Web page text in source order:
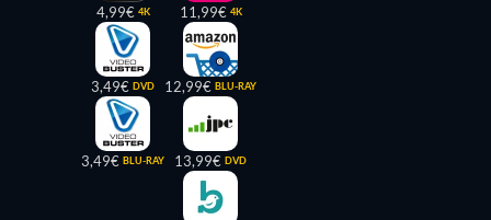
4,99€ 4K
3,49€ DVD
3,49€ BLU-RAY
11,99€ 4K
12,99€ BLU-RAY
13,99€ DVD